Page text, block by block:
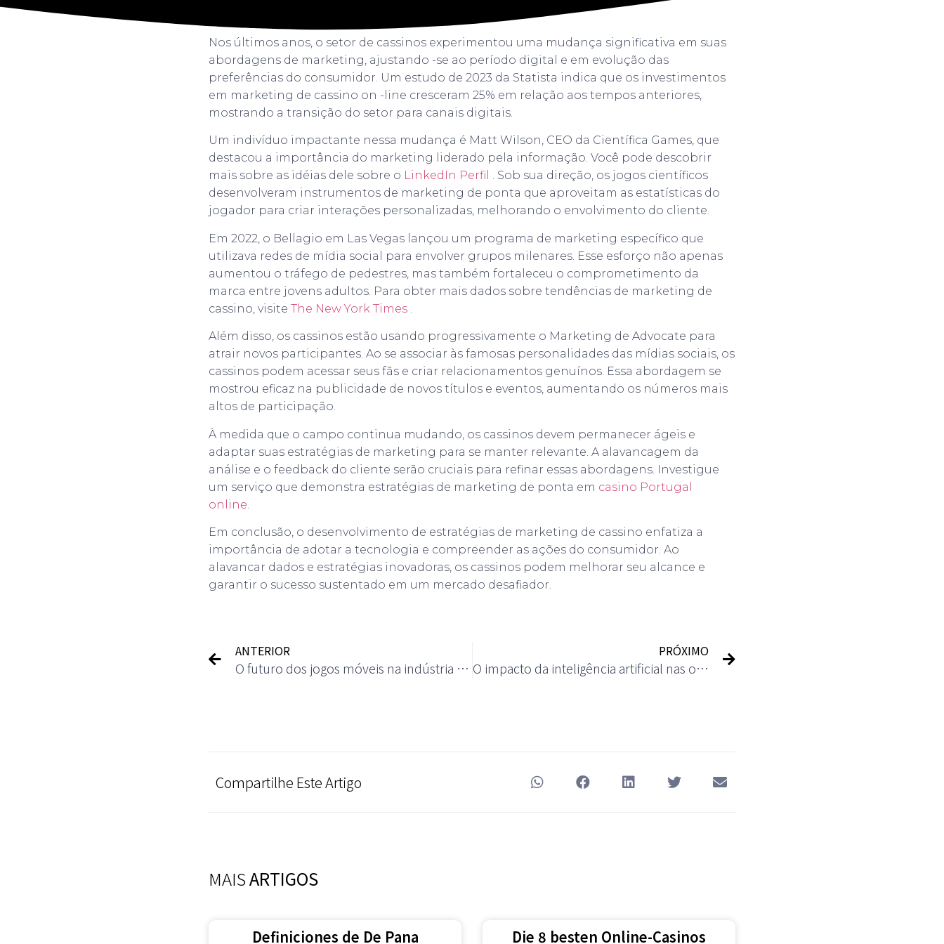
Nos últimos anos, o setor de cassinos experimentou uma mudança significativa em suas
abordagens de marketing, ajustando -se ao período digital e em evolução das
preferências do consumidor. Um estudo de 2023 da Statista indica que os investimentos
em marketing de cassino on -line cresceram 25% em relação aos tempos anteriores,
mostrando a transição do setor para canais digitais.
Um indivíduo impactante nessa mudança é Matt Wilson, CEO da Científica Games, que
destacou a importância do marketing liderado pela informação. Você pode descobrir
mais sobre as idéias dele sobre o LinkedIn Perfil . Sob sua direção, os jogos científicos
desenvolveram instrumentos de marketing de ponta que aproveitam as estatísticas do
jogador para criar interações personalizadas, melhorando o envolvimento do cliente.
Em 2022, o Bellagio em Las Vegas lançou um programa de marketing específico que
utilizava redes de mídia social para envolver grupos milenares. Esse esforço não apenas
aumentou o tráfego de pedestres, mas também fortaleceu o comprometimento da
marca entre jovens adultos. Para obter mais dados sobre tendências de marketing de
cassino, visite The New York Times
Além disso, os cassinos estão usando progressivamente o Marketing de Advocate para
atrair novos participantes. Ao se associar às famosas personalidades das mídias sociais, os
cassinos podem acessar seus fãs e criar relacionamentos genuínos. Essa abordagem se
mostrou eficaz na publicidade de novos títulos e eventos, aumentando os números mais
altos de participação.
À medida que o campo continua mudando, os cassinos devem permanecer ágeis e
adaptar suas estratégias de marketing para se manter relevante. A alavancagem da
análise e o feedback do cliente serão cruciais para refinar essas abordagens. Investigue
um serviço que demonstra estratégias de marketing de ponta em casino Portugal
online
Em conclusão, o desenvolvimento de estratégias de marketing de cassino enfatiza a
importância de adotar a tecnologia e compreender as ações do consumidor. Ao
alavancar dados e estratégias inovadoras, os cassinos podem melhorar seu alcance e
garantir o sucesso sustentado em um mercado desafiador.
ANTERIOR
O futuro dos jogos móveis na indústria de cassinos
PRÓXIMO
O impacto da inteligência artificial nas operações do cassino
Compartilhe Este Artigo
MAISARTIGOS
Definiciones de De Pana
Die 8 besten Online-Casinos